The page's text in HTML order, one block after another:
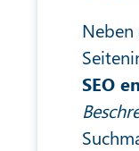
Neben
SEO